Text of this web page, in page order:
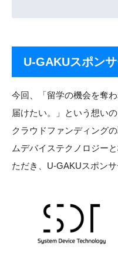
（神奈川）
U-GAKUスポン
今回、「留学の機会を奪
届けたい。」という想い
クラウドファンディング
ムデバイステクノロジー
ただき、U-GAKUスポン